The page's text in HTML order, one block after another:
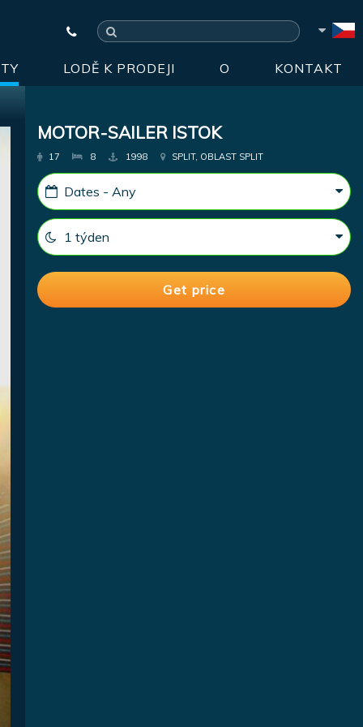
LODĚ K PRODEJI O KONTAKT
MOTOR-SAILER ISTOK
17 8 1998 SPLIT, OBLAST SPLIT